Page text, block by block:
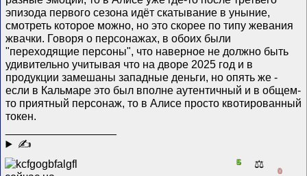
эпизода первого сезона идёт скатывание в уныние,
смотреть которое можно, но это скорее по типу жевания
жвачки. Говоря о персонажах, в обоих были
"переходящие персоны", что наверное не должно быть
удивительно учитывая что на дворе 2025 год и в
продукции замешаны западные деньги, но опять же -
если в Кальмаре это был вполне аутентичный и в общем-
то приятный персонаж, то в Алисе просто квотированный
токен.
✍
5 ⚖️
0